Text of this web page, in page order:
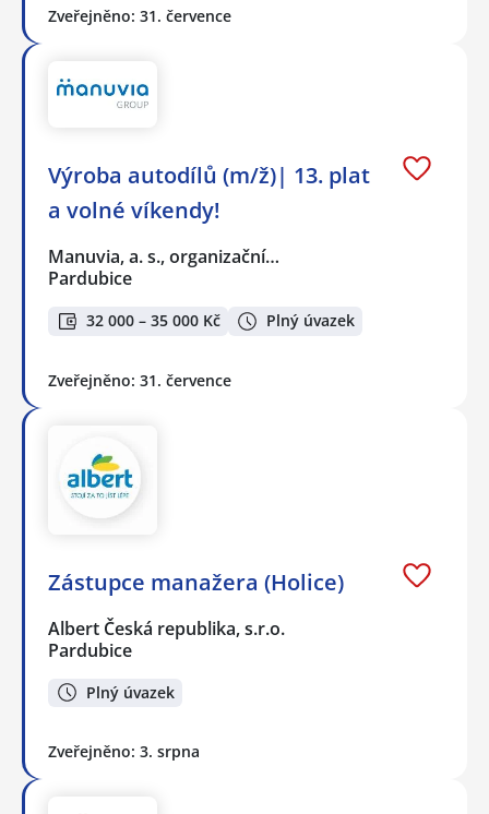
Zveřejněno: 31. července
Výroba autodílů (m/ž)| 13. plat
a volné víkendy!
Manuvia, a. s., organizační…
Pardubice
32 000 – 35 000 Kč Plný úvazek
Zveřejněno: 31. července
Zástupce manažera (Holice)
Albert Česká republika, s.r.o.
Pardubice
Plný úvazek
Zveřejněno: 3. srpna